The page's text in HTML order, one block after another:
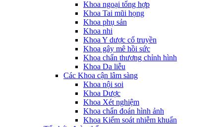
Khoa ngoại tổng hợp
Khoa Tai mũi họng
Khoa phụ sản
Khoa nhi
Khoa Y dược cổ truyền
Khoa gây mê hồi sức
Khoa chấn thương chỉnh hình
Khoa Da liễu
Các Khoa cận lâm sàng
Khoa nội soi
Khoa Dược
Khoa Xét nghiệm
Khoa chẩn đoán hình ảnh
Khoa Kiểm soát nhiễm khuẩn